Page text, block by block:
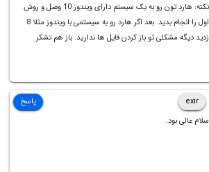
نکته: هارد تون رو به یک سیستم دارای ویندوز 10 وصل و روش
اول را انجام بدید. بعد اگر هارد رو به سیستمی با ویندوز مثلا 8
زدید دیگه مشکلی تو باز کردن فایل ها ندارید. باز هم تشکر
exir
سلام عالی بود.
پاسخ